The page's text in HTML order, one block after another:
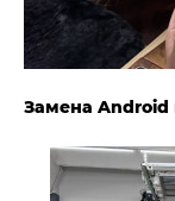
Замена Android